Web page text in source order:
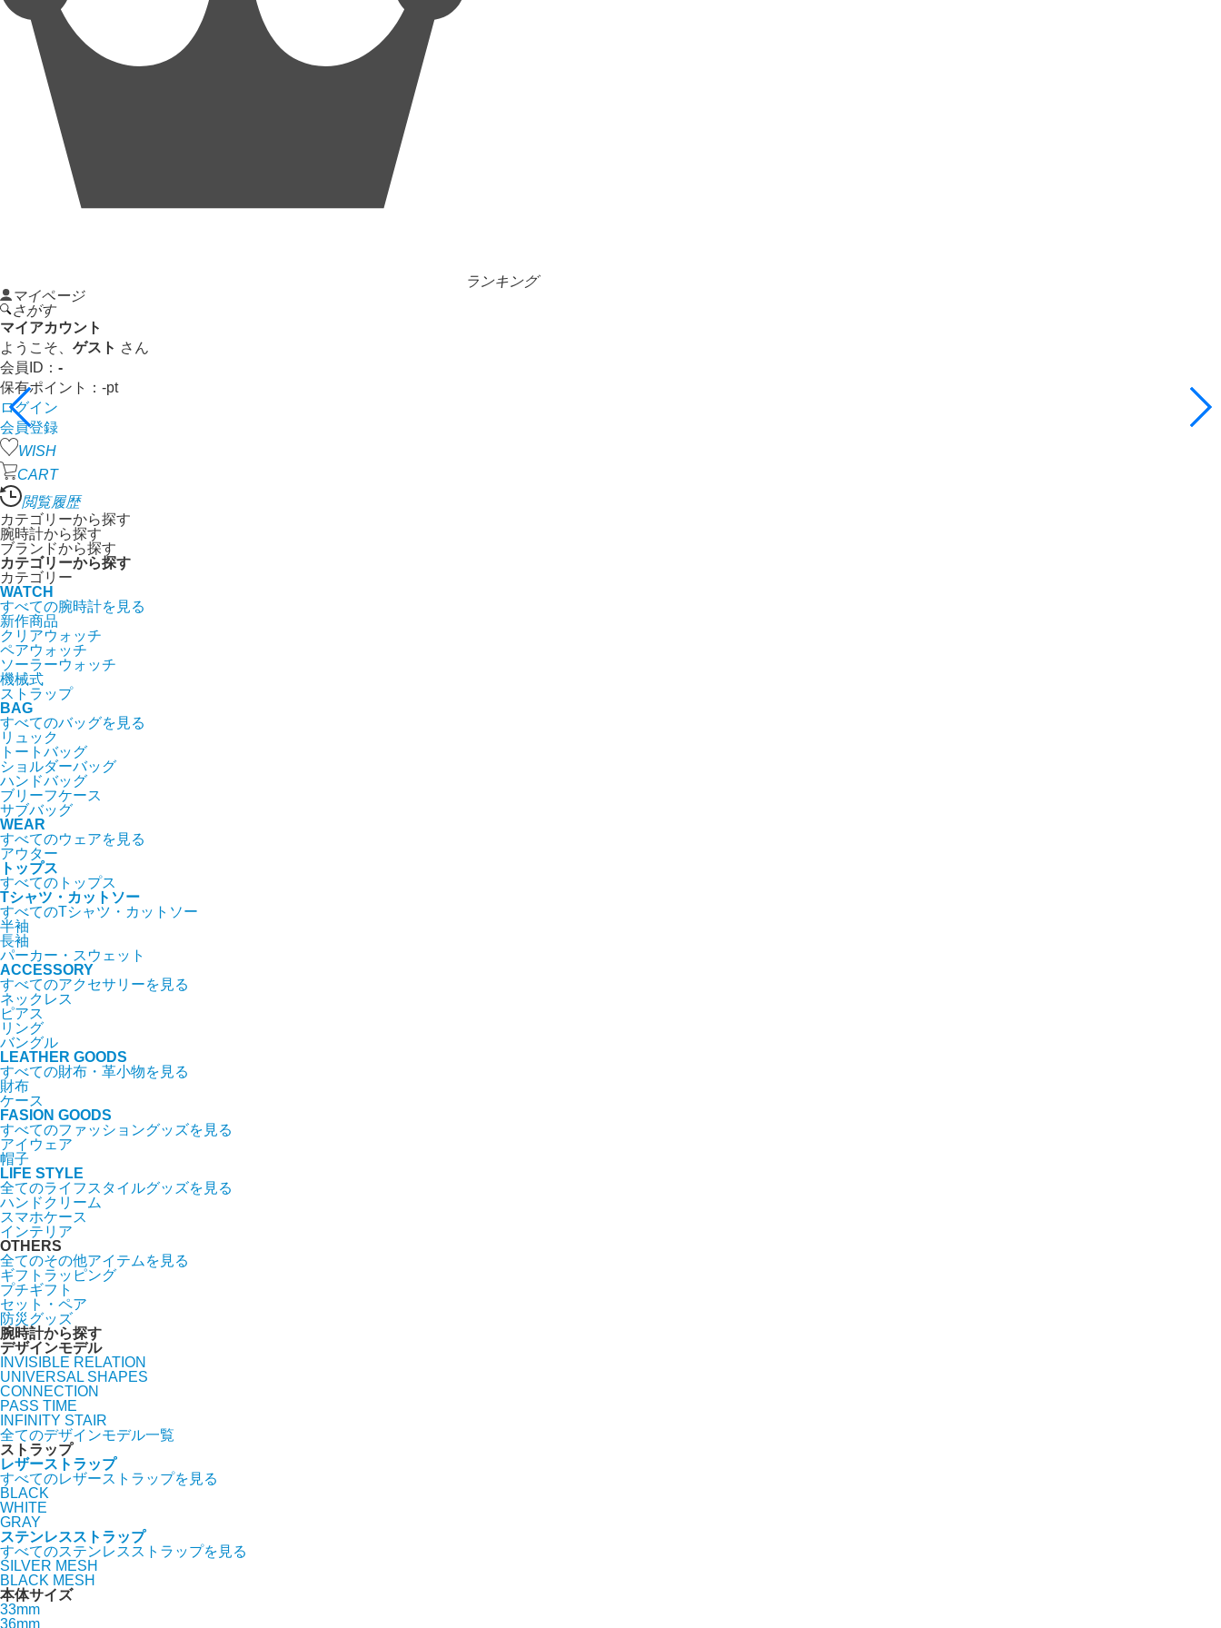
ランキング
マイページ
さがす
マイアカウント
ようこそ、 ゲスト さん
会員ID： -
保有ポイント： -pt
ログイン
会員登録
WISH
CART
閲覧履歴
カテゴリーから探す
腕時計から探す
ブランドから探す
カテゴリーから探す
カテゴリー
WATCH
すべての腕時計を見る
新作商品
クリアウォッチ
ペアウォッチ
ソーラーウォッチ
機械式
ストラップ
BAG
すべてのバッグを見る
リュック
トートバッグ
ショルダーバッグ
ハンドバッグ
ブリーフケース
サブバッグ
WEAR
すべてのウェアを見る
アウター
トップス
すべてのトップス
Tシャツ・カットソー
すべてのTシャツ・カットソー
半袖
長袖
パーカー・スウェット
ACCESSORY
すべてのアクセサリーを見る
ネックレス
ピアス
リング
バングル
LEATHER GOODS
すべての財布・革小物を見る
財布
ケース
FASION GOODS
すべてのファッショングッズを見る
アイウェア
帽子
LIFE STYLE
全てのライフスタイルグッズを見る
ハンドクリーム
スマホケース
インテリア
OTHERS
全てのその他アイテムを見る
ギフトラッピング
プチギフト
セット・ペア
防災グッズ
腕時計から探す
デザインモデル
INVISIBLE RELATION
UNIVERSAL SHAPES
CONNECTION
PASS TIME
INFINITY STAIR
全てのデザインモデル一覧
ストラップ
レザーストラップ
すべてのレザーストラップを見る
BLACK
WHITE
GRAY
ステンレスストラップ
すべてのステンレスストラップを見る
SILVER MESH
BLACK MESH
本体サイズ
33mm
36mm